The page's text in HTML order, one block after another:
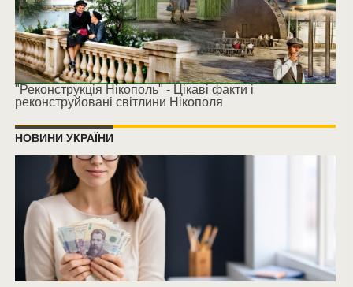
"Реконструкція Нікополь" - Цікаві факти і
реконструйовані світлини Нікополя
НОВИНИ УКРАЇНИ